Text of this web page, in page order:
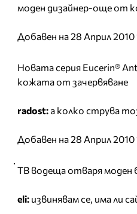
моден дизайнер-още от
Добавен на 28 Април 2010
Новата серия Eucerin®
кожата от зачервяване
radost: а колко струва
Добавен на 28 Април 2010
ТВ водеща отваря моден
eli: извинявам се, има ли